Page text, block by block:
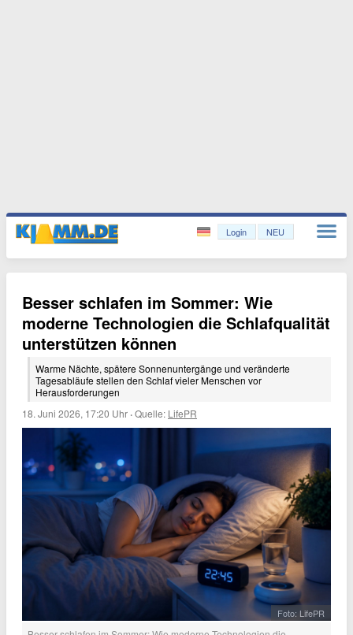
Login NEU
Besser schlafen im Sommer: Wie
moderne Technologien die Schlafqualität
unterstützen können
Warme Nächte, spätere Sonnenuntergänge und veränderte
Tagesabläufe stellen den Schlaf vieler Menschen vor
Herausforderungen
18. Juni 2026, 17:20 Uhr ·Quelle: LifePR
Foto: LifePR